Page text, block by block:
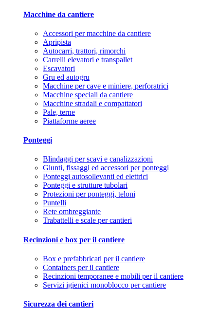
Macchine da cantiere
Accessori per macchine da cantiere
Apripista
Autocarri, trattori, rimorchi
Carrelli elevatori e transpallet
Escavatori
Gru ed autogru
Macchine per cave e miniere, perforatrici
Macchine speciali da cantiere
Macchine stradali e compattatori
Pale, terne
Piattaforme aeree
Ponteggi
Blindaggi per scavi e canalizzazioni
Giunti, fissaggi ed accessori per ponteggi
Ponteggi autosollevanti ed elettrici
Ponteggi e strutture tubolari
Protezioni per ponteggi, teloni
Puntelli
Rete ombreggiante
Trabattelli e scale per cantieri
Recinzioni e box per il cantiere
Box e prefabbricati per il cantiere
Containers per il cantiere
Recinzioni temporanee e mobili per il cantiere
Servizi igienici monoblocco per cantiere
Sicurezza dei cantieri